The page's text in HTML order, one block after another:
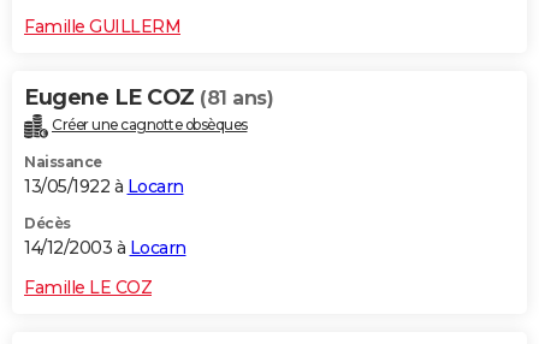
Famille GUILLERM
Eugene LE COZ (81 ans)
Créer une cagnotte obsèques
Naissance
13/05/1922 à Locarn
Décès
14/12/2003 à Locarn
Famille LE COZ